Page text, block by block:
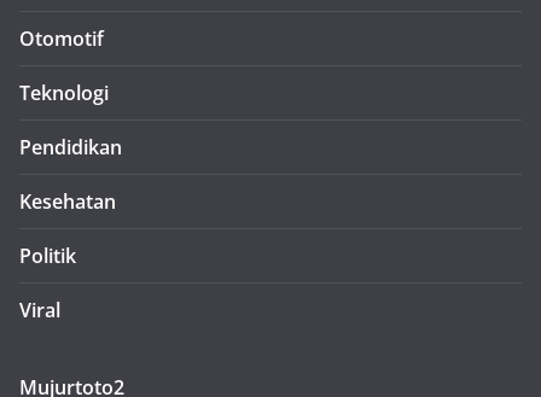
Otomotif
Teknologi
Pendidikan
Kesehatan
Politik
Viral
Mujurtoto2